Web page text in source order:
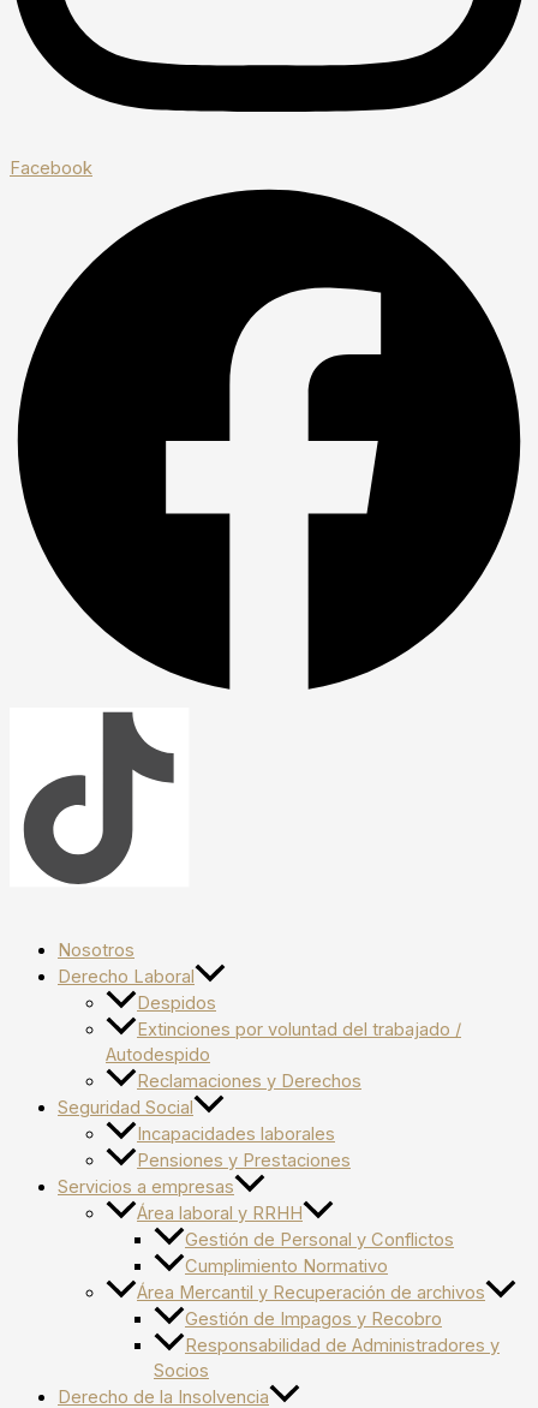
Facebook
Nosotros
Derecho Laboral
Despidos
Extinciones por voluntad del trabajado /
Autodespido
Reclamaciones y Derechos
Seguridad Social
Incapacidades laborales
Pensiones y Prestaciones
Servicios a empresas
Área laboral y RRHH
Gestión de Personal y Conflictos
Cumplimiento Normativo
Área Mercantil y Recuperación de archivos
Gestión de Impagos y Recobro
Responsabilidad de Administradores y
Socios
Derecho de la Insolvencia